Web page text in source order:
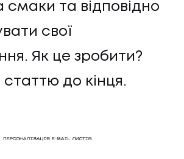
смаки та відповідно
свої
Як це зробити?
до кінця.